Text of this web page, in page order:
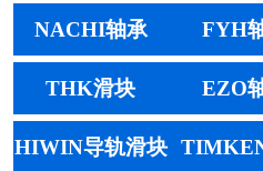
NACHI轴承 FYH
THK滑块 EZO
HIWIN导轨滑块